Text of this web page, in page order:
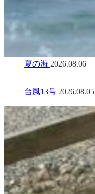
夏の海 2026.08.06
台風13号 2026.08.05